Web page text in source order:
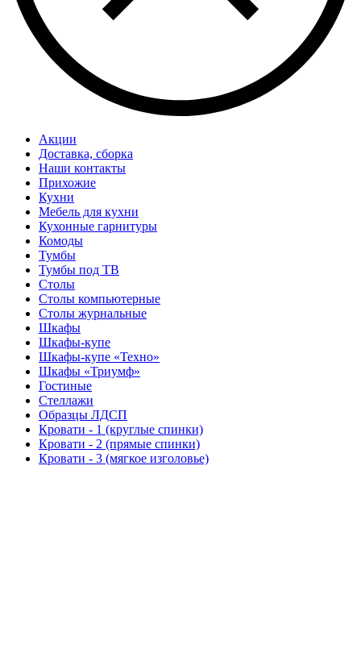
Акции
Доставка, сборка
Наши контакты
Прихожие
Кухни
Мебель для кухни
Кухонные гарнитуры
Комоды
Тумбы
Тумбы под ТВ
Столы
Столы компьютерные
Столы журнальные
Шкафы
Шкафы-купе
Шкафы-купе «Техно»
Шкафы «Триумф»
Гостиные
Стеллажи
Образцы ЛДСП
Кровати - 1 (круглые спинки)
Кровати - 2 (прямые спинки)
Кровати - 3 (мягкое изголовье)